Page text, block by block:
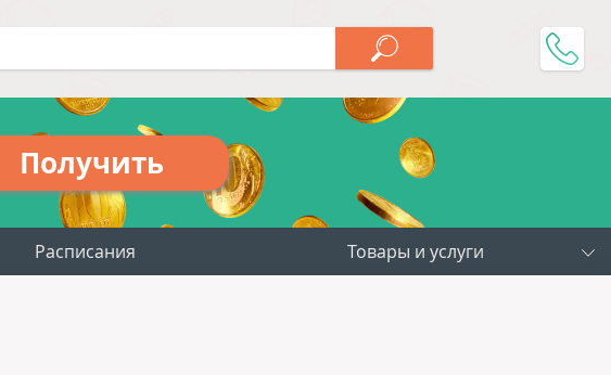
Получить
Расписания Товары и услуги